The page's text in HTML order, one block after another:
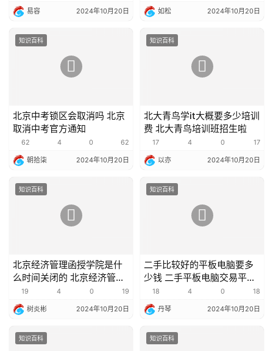
易容 2024年10月20日 如松 2024年10月20日
知识百科
北京中考锁区会取消吗 北京
取消中考官方通知
62 4 0 62
朝拾柒 2024年10月20日
知识百科
北大青鸟学it大概要多少培训
费 北大青鸟培训班招生啦
17 4 0 17
以亦 2024年10月20日
知识百科
北京经济管理函授学院是什
么时间关闭的 北京经济管理
函授学院
19 4 0 19
树炎彬 2024年10月20日
知识百科
二手比较好的平板电脑要多
少钱 二手平板电脑交易平台
哪个好
18 4 0 18
丹琴 2024年10月20日
知识百科 知识百科